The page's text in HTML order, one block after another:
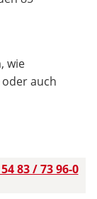
wie
auch
83 / 73 96-0